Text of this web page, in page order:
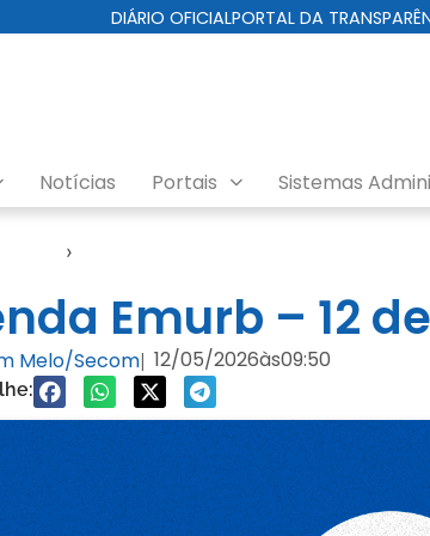
DIÁRIO OFICIALPORTAL DA
Notícias Portais Sistemas
›
Emurb – 12
Melo/Secom| 12/05/2026às09:50